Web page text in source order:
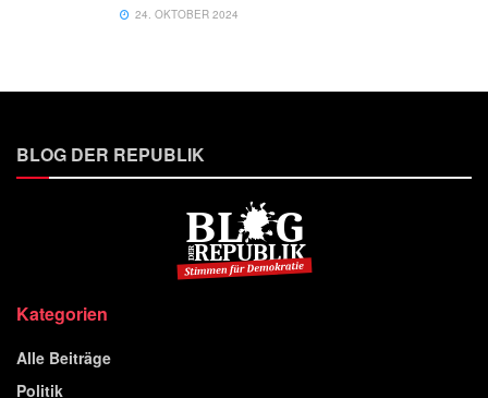
24. OKTOBER 2024
BLOG DER REPUBLIK
Kategorien
Alle Beiträge
Politik